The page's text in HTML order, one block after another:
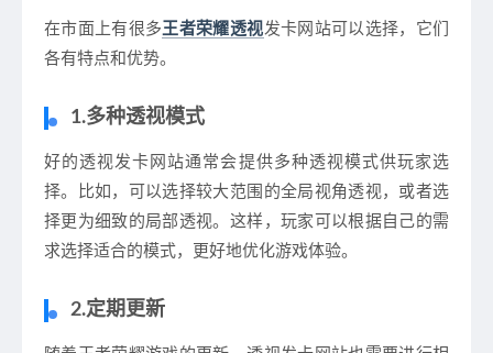
在市面上有很多王者荣耀透视发卡网站可以选择，它们
各有特点和优势。
1.多种透视模式
好的透视发卡网站通常会提供多种透视模式供玩家选
择。比如，可以选择较大范围的全局视角透视，或者选
择更为细致的局部透视。这样，玩家可以根据自己的需
求选择适合的模式，更好地优化游戏体验。
2.定期更新